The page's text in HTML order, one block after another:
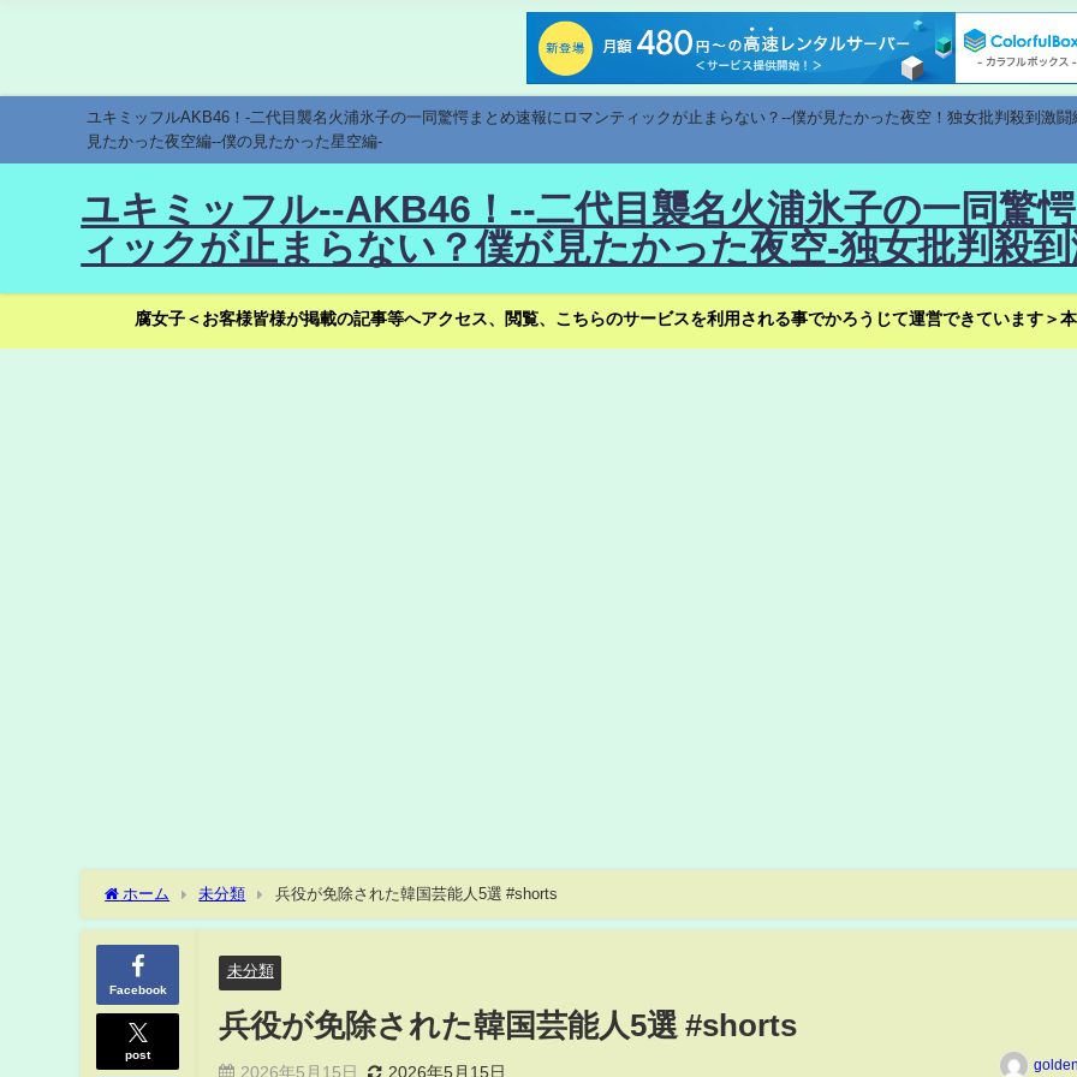
ユキミッフルAKB46！-二代目襲名火浦氷子の一同驚愕まとめ速報にロマンティックが止まらない？--僕が見たかった夜空！独女批判殺到激
見たかった夜空編--僕の見たかった星空編-
ユキミッフル--AKB46！--二代目襲名火浦氷子の一同驚
ィックが止まらない？僕が見たかった夜空-独女批判殺
腐女子＜お客様皆様が掲載の記事等へアクセス、閲覧、こちらのサービスを利用される事でかろうじて運営できています＞
ホーム 未分類 兵役が免除された韓国芸能人5選 #shorts
Facebook
post
未分類
兵役が免除された韓国芸能人5選 #shorts
2026年5月15日 2026年5月15日